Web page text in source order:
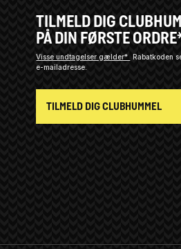
TILMELD DIG
PÅ DIN FØRSTE
Visse undtagelser gælder* Rabatkoden
e-mailadresse.
TILMELD DIG CLUBHUMMEL